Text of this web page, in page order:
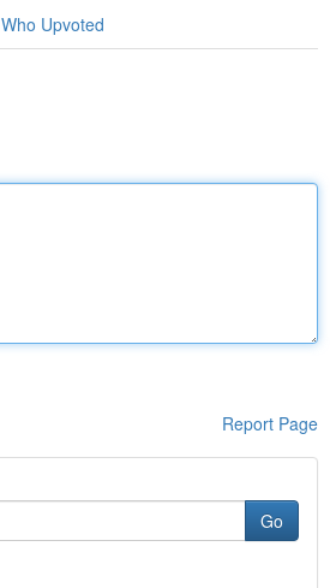
Who Upvoted
Report Page
Go